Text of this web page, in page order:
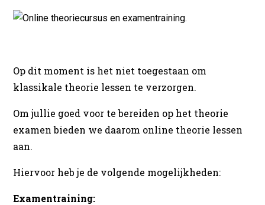
Op dit moment is het niet toegestaan om
klassikale theorie lessen te verzorgen.
Om jullie goed voor te bereiden op het theorie
examen bieden we daarom online theorie lessen
aan.
Hiervoor heb je de volgende mogelijkheden:
Examentraining: